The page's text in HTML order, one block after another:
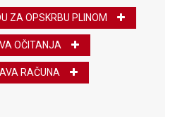
ZA OPSKRBU PLINOM
OČITANJA
RAČUNA